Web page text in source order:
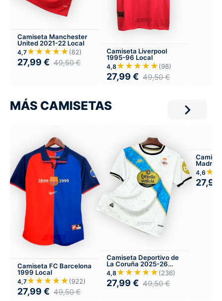
Camiseta Manchester
United 2021-22 Local
4,7★★★★★(82)
27,99 € 49,50€
Camiseta Liverpool
1995-96 Local
4,8 ★★★★★(98)
27,99 € 49,50€
MÁS CAMISETAS
Camiseta FC Barcelona
1999 Local
4,7★★★★★(922)
27,99 € 49,50€
Camiseta Deportivo de
La Coruña 2025-26
Tercera
4,8 ★★★★★(236)
27,99 € 49,50€
Madrid
4,6
27,99